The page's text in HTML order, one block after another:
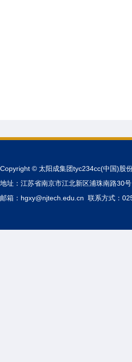
Copyright © 太阳成集团tyc234cc(中国)股
地址：江苏省南京市江北新区浦珠南路30
邮箱：hgxy@njtech.edu.cn 联系方式：